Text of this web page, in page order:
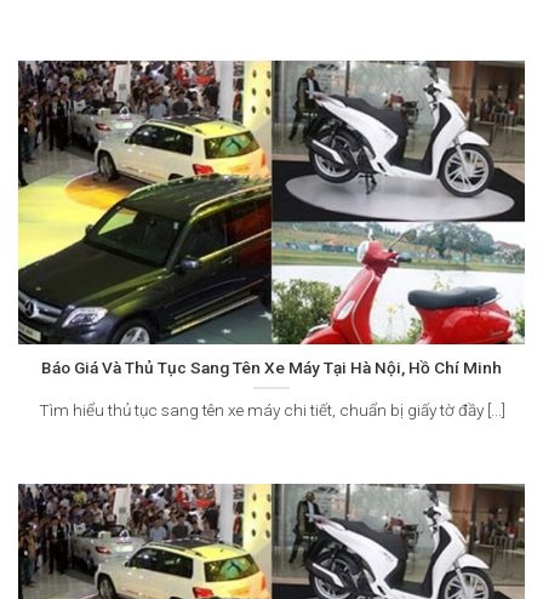
Báo Giá Và Thủ Tục Sang Tên Xe Máy Tại Hà Nội, Hồ Chí Minh
Tìm hiểu thủ tục sang tên xe máy chi tiết, chuẩn bị giấy tờ đầy [...]